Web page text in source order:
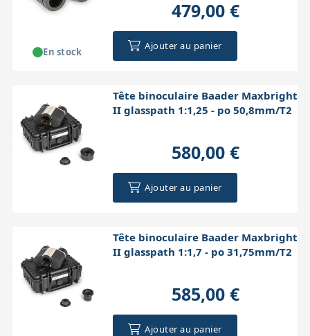
479,00 €
Ajouter au panier
En stock
Tête binoculaire Baader Maxbright
II glasspath 1:1,25 - po 50,8mm/T2
580,00 €
Ajouter au panier
Tête binoculaire Baader Maxbright
II glasspath 1:1,7 - po 31,75mm/T2
585,00 €
Ajouter au panier